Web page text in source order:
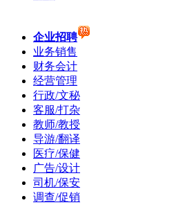
企业招聘
业务销售
财务会计
经营管理
行政/文秘
客服/打杂
教师/教授
导游/翻译
医疗/保健
广告/设计
司机/保安
调查/促销